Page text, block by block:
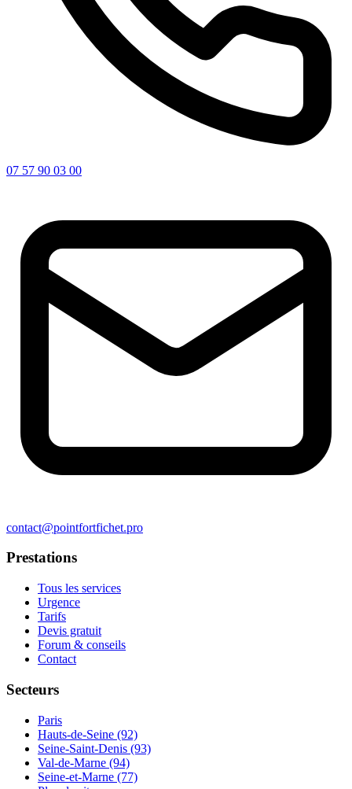
07 57 90 03 00
contact@pointfortfichet.pro
Prestations
Tous les services
Urgence
Tarifs
Devis gratuit
Forum & conseils
Contact
Secteurs
Paris
Hauts-de-Seine (92)
Seine-Saint-Denis (93)
Val-de-Marne (94)
Seine-et-Marne (77)